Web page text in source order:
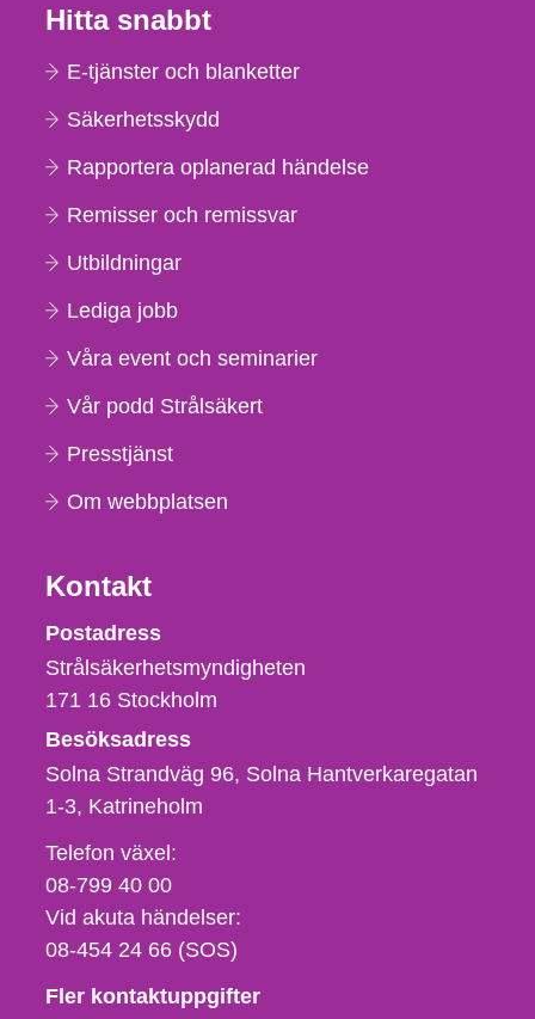
Hitta snabbt
E-tjänster och blanketter
Säkerhetsskydd
Rapportera oplanerad händelse
Remisser och remissvar
Utbildningar
Lediga jobb
Våra event och seminarier
Vår podd Strålsäkert
Presstjänst
Om webbplatsen
Kontakt
Strålsäkerhetsmyndigheten
Postadress
Strålsäkerhetsmyndigheten
171 16 Stockholm
Besöksadress
Solna Strandväg 96, Solna Hantverkaregatan
1-3 Katrineholm
Telefon,
fax
och
e-
Telefon växel:
08-799 40 00
Vid akuta händelser:
08-454 24 66 (SOS)
Fler kontaktuppgifter